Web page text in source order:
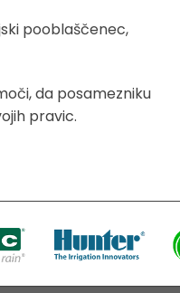
pooblaščenec,
da posamezniku
pravic.